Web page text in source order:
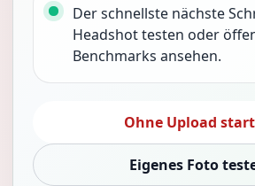
Der schnellste nächste
Headshot testen oder
Benchmarks ansehen.
Ohne Upload
Eigenes Foto